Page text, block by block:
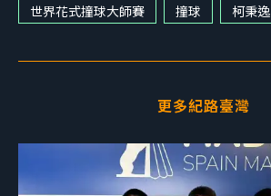
世界花式撞球大師賽
撞球 柯秉逸
更多紀路臺灣